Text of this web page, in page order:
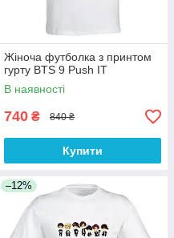
Жіноча футболка з принтом
гурту BTS 9 Push IT
В наявності
740 ₴ 840 ₴
Купити
–12%